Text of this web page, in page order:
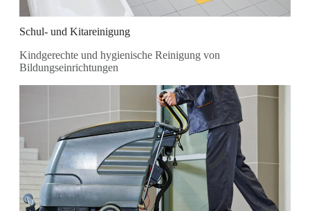
Schul- und Kitareinigung
Kindgerechte und hygienische Reinigung von
Bildungseinrichtungen